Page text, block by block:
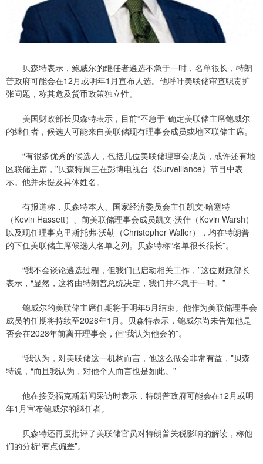
贝森特表示，鲍威尔的继任者遴选不急于一时，名单很长，特朗
普政府可能会在12月或明年1月宣布人选。他呼吁美联储审查职责扩
张问题，称其危及货币政策独立性。
美国财政部长贝森特表示，目前“不急于”确定美联储主席鲍威尔
的继任者，候选人可能来自美联储现有理事会成员或地区联储主席。
“有很多优秀的候选人，包括几位美联储理事会成员，或许还有地
区联储主席，”贝森特周三在彭博电视台《Surveillance》节目中表
示。他并未提及具体姓名。
有报道称，贝森特本人、国家经济委员会主任凯文·哈塞特
（Kevin Hassett）、前美联储理事会成员凯文·沃什（Kevin Warsh）
以及现任理事克里斯托弗·沃勒（Christopher Waller），均在特朗普
的下任美联储主席候选人名单之列。贝森特称“名单很长很长”。
“我不会谈论遴选过程，但我们已启动相关工作，”这位财政部长
表示，“显然，这将由特朗普总统决定，我们并不急于一时。”
鲍威尔的美联储主席任期将于明年5月结束。他作为美联储理事会
成员的任期将持续至2028年1月。贝森特表示，鲍威尔尚未告知他是
否会在2028年前离开理事会，但“我认为他会的”。
“我认为，对美联储这一机构而言，他这么做会非常有益，”贝森
特说，“而且我认为，对他个人而言也是如此。”
他在接受福克斯新闻采访时表示，特朗普政府可能会在12月或明
年1月宣布鲍威尔的继任者。
贝森特还再度批评了美联储官员对特朗普关税影响的解读，称他
们的分析“有点偏差”。